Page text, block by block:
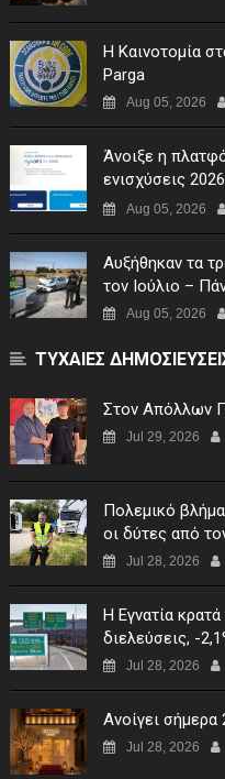
Η Καινοτομία
Parga
Aug 05, 2026
Άνοιξε η
ενισχύσεις
Αίτηση Ενίσχυσης
Aug 05, 2026
Αυξήθηκαν τα
τον Ιούλιο –
Aug 05, 2026
ΤΥΧΑΙΕΣ
Στον Απόλλων
Jul 29, 2026
Πολεμικό
οι δύτες από
Jul 28, 2026
Η Εγνατία
διελεύσεις, -
Jul 28, 2026
Ανοίγει
Jul 28, 2026